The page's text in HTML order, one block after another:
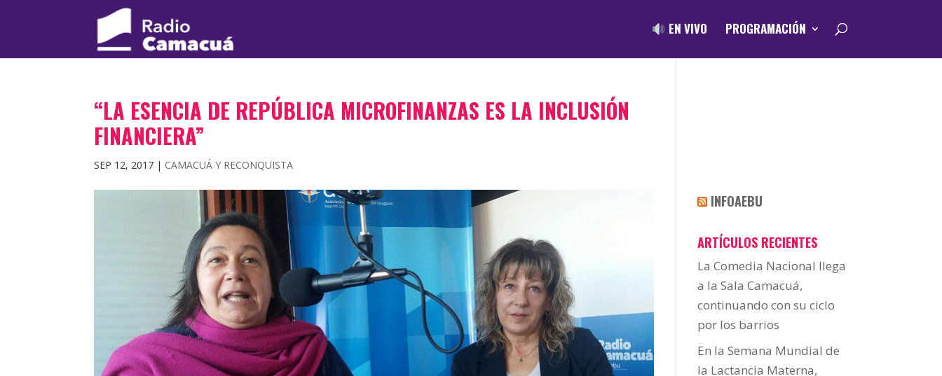
EN VIVO PROGRAMACIÓN
“LA ESENCIA DE REPÚBLICA MICROFINANZAS ES LA INCLUSIÓN
FINANCIERA”
SEP 12, 2017 | CAMACUÁ Y RECONQUISTA
INFOAEBU
ARTÍCULOS RECIENTES
La Comedia Nacional llega
a la Sala Camacuá,
continuando con su ciclo
por los barrios
En la Semana Mundial de
la Lactancia Materna,